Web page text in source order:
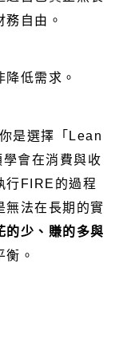
自由。
低需求。
是選擇「Lean
會在消費與收
行FIRE的過程
無法在長期的實
的少、賺的多與
。